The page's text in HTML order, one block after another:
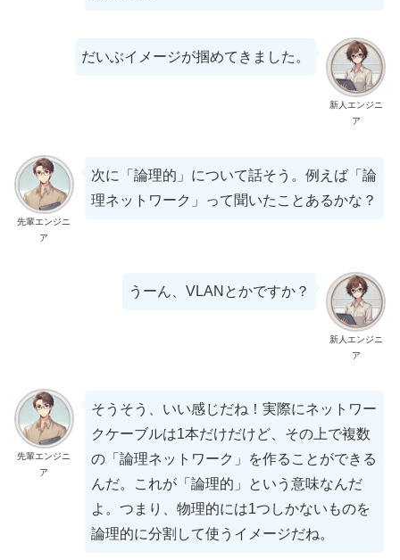
新人エンジニ
ア
だいぶイメージが掴めてきました。
先輩エンジニ
ア
次に「論理的」について話そう。例えば「論
理ネットワーク」って聞いたことあるかな？
新人エンジニ
ア
うーん、VLANとかですか？
先輩エンジニ
ア
そうそう、いい感じだね！実際にネットワー
クケーブルは1本だけだけど、その上で複数
の「論理ネットワーク」を作ることができる
んだ。これが「論理的」という意味なんだ
よ。つまり、物理的には1つしかないものを
論理的に分割して使うイメージだね。